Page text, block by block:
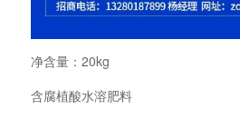
净含量：20kg
含腐植酸水溶肥料